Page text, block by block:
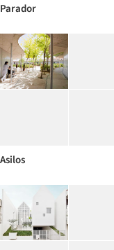
Parador
Asilos